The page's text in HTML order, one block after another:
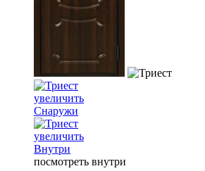
увеличить
Снаружи
увеличить
Внутри
посмотреть внутри